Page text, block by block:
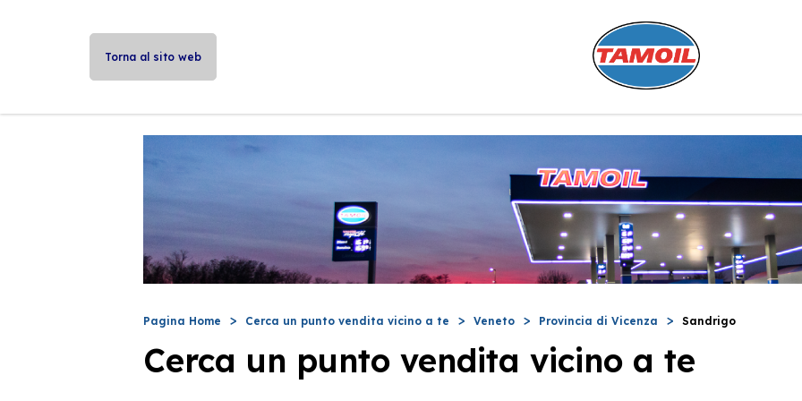
Torna al sito web
Pagina Home Cerca un punto vendita vicino a te Veneto Provincia di Vicenza Sandrigo
Cerca un punto vendita vicino a te